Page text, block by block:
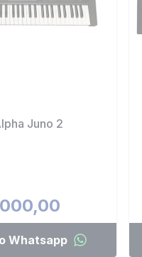
Juno 2
Whatsapp